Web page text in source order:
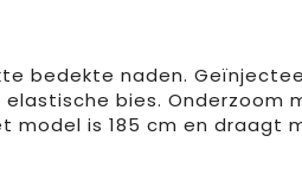
bedekte naden.
bies. Onderzoom
model is 185 cm en draagt